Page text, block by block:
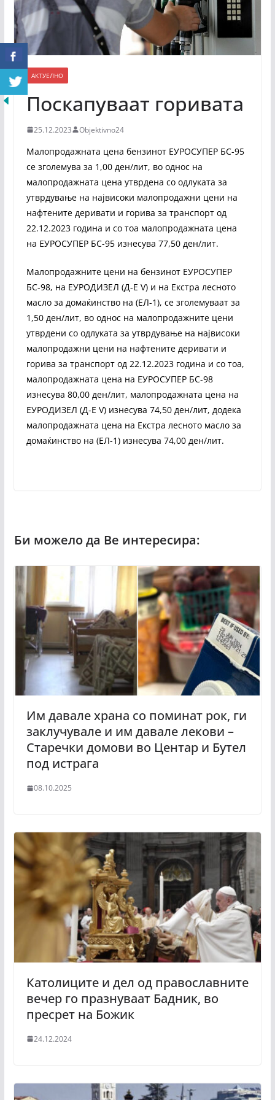
АКТУЕЛНО
Поскапуваат горивата
25.12.2023 Objektivno24
Малопродажната цена бензинот ЕУРОСУПЕР БС-95
се зголемува за 1,00 ден/лит, во однос на
малопродажната цена утврдена со одлуката за
утврдување на највисоки малопродажни цени на
нафтените деривати и горива за транспорт од
22.12.2023 година и со тоа малопродажната цена
на ЕУРОСУПЕР БС-95 изнесува 77,50 ден/лит.
Малопродажните цени на бензинот ЕУРОСУПЕР
БС-98, на ЕУРОДИЗЕЛ (Д-Е V) и на Екстра лесното
масло за домаќинство на (ЕЛ-1), се зголемуваат за
1,50 ден/лит, во однос на малопродажните цени
утврдени со одлуката за утврдување на највисоки
малопродажни цени на нафтените деривати и
горива за транспорт од 22.12.2023 година и со тоа,
малопродажната цена на ЕУРОСУПЕР БС-98
изнесува 80,00 ден/лит, малопродажната цена на
ЕУРОДИЗЕЛ (Д-Е V) изнесува 74,50 ден/лит, додека
малопродажната цена на Екстра лесното масло за
домаќинство на (ЕЛ-1) изнесува 74,00 ден/лит.
Им давале храна со поминат рок, ги
заклучувале и им давале лекови –
Старечки домови во Центар и Бутел
под истрага
08.10.2025
Католиците и дел од православните
вечер го празнуваат Бадник, во
пресрет на Божик
24.12.2024